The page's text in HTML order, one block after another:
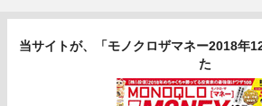
当サイトが、「モノクロザマネー2018年
た